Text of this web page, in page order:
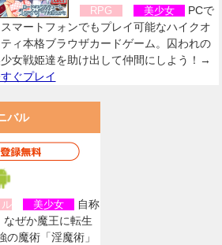
RPG 美少女
PCで
スマートフォンでもプレイ可能なハイクオ
ティ本格ブラウザカードゲーム。囚われの
女戦姫達を助け出して仲間にしよう！→
ぐプレイ
バル
ル 美少女
自称
なぜか魔王に転生
の魔術「淫魔術」